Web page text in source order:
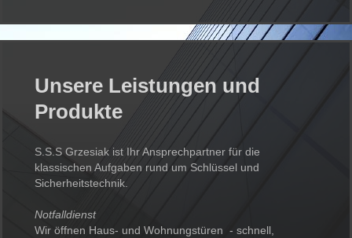
Unsere Leistungen und
Produkte
S.S.S Grzesiak ist Ihr Ansprechpartner für die
klassischen Aufgaben rund um Schlüssel und
Sicherheitstechnik.
Notfalldienst
Wir öffnen Haus- und Wohnungstüren - schnell,